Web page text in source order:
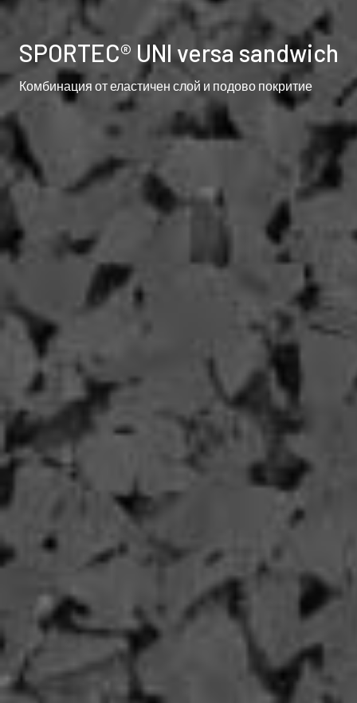
SPORTEC® UNI versa sandwich
Комбинация от еластичен слой и подово покритие